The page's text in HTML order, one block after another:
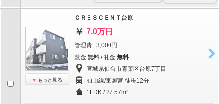
もっと見る
ＣＲＥＳＣＥＮＴ台原
7.0万円
管理費 : 3,000円
敷金 無料 / 礼金 無料
宮城県仙台市青葉区台原7丁目
仙山線/東照宮 徒歩12分
1LDK / 27.57m²